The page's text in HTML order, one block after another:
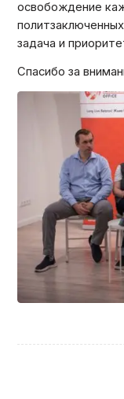
освобождение
задача и
Спасибо за